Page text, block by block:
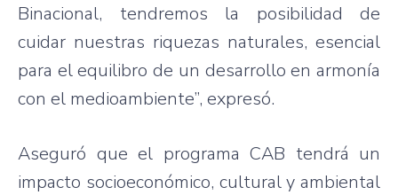
Binacional, tendremos la posibilidad de
cuidar nuestras riquezas naturales, esencial
para el equilibro de un desarrollo en armonía
con el medioambiente”, expresó.
Aseguró que el programa CAB tendrá un
impacto socioeconómico, cultural y ambiental